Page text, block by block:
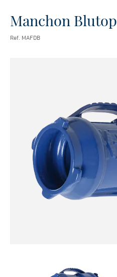
Manchon Blutop
Ref. MAFDB